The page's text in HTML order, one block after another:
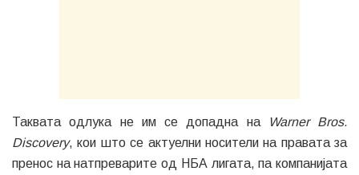
Таквата одлука не им се допадна на
Warner Bros.
Discovery, кои што се актуелни носители на правата за
пренос на натпреварите од НБА лигата, па компанијата